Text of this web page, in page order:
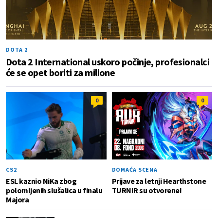
DOTA 2
Dota 2 International uskoro počinje, profesionalci
će se opet boriti za milione
0
CS2
ESL kaznio NiKa zbog
polomljenih slušalica u finalu
Majora
0
DOMAĆA SCENA
Prijave za letnji Hearthstone
TURNIR su otvorene!